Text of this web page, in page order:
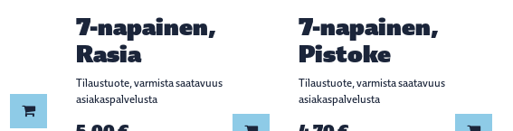
Lisää koriin
7-napainen,
Rasia
Tilaustuote, varmista saatavuus
asiakaspalvelusta
7-napainen,
Pistoke
Tilaustuote, varmista saatavuus
asiakaspalvelusta